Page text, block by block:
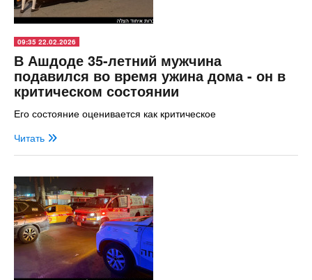
09:35 22.02.2026
В Ашдоде 35-летний мужчина
подавился во время ужина дома - он в
критическом состоянии
Его состояние оценивается как критическое
Читать